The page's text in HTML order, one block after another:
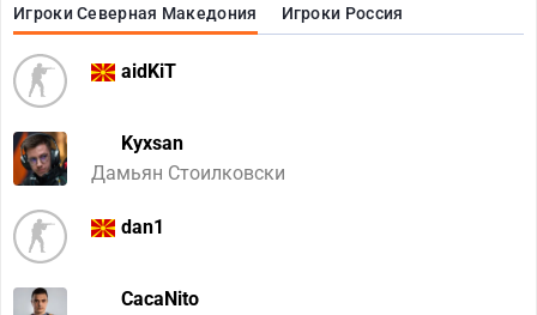
Игроки Северная Македония Игроки Россия
aidKiT
Kyxsan
Дамьян Стоилковски
dan1
CacaNito